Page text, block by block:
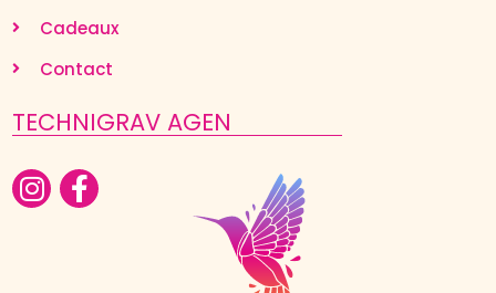
Cadeaux
Contact
TECHNIGRAV AGEN
Nous utilisons des cookies et d'autres technologies de
suivi pour améliorer votre expérience de navigation
sur notre site, pour vous montrer un contenu